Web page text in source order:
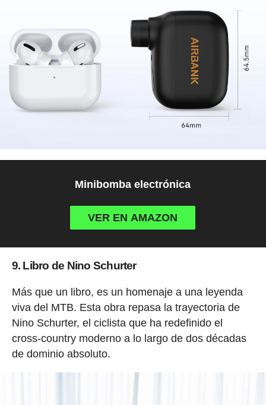
Minibomba electrónica
VER EN AMAZON
9. Libro de Nino Schurter
Más que un libro, es un homenaje a una leyenda
viva del MTB. Esta obra repasa la trayectoria de
Nino Schurter, el ciclista que ha redefinido el
cross-country moderno a lo largo de dos décadas
de dominio absoluto.